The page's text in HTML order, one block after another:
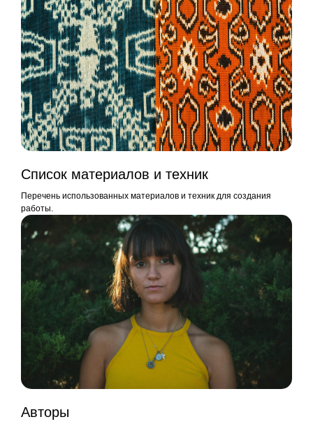
Список материалов и техник
Перечень использованных материалов и техник для создания
работы.
Авторы